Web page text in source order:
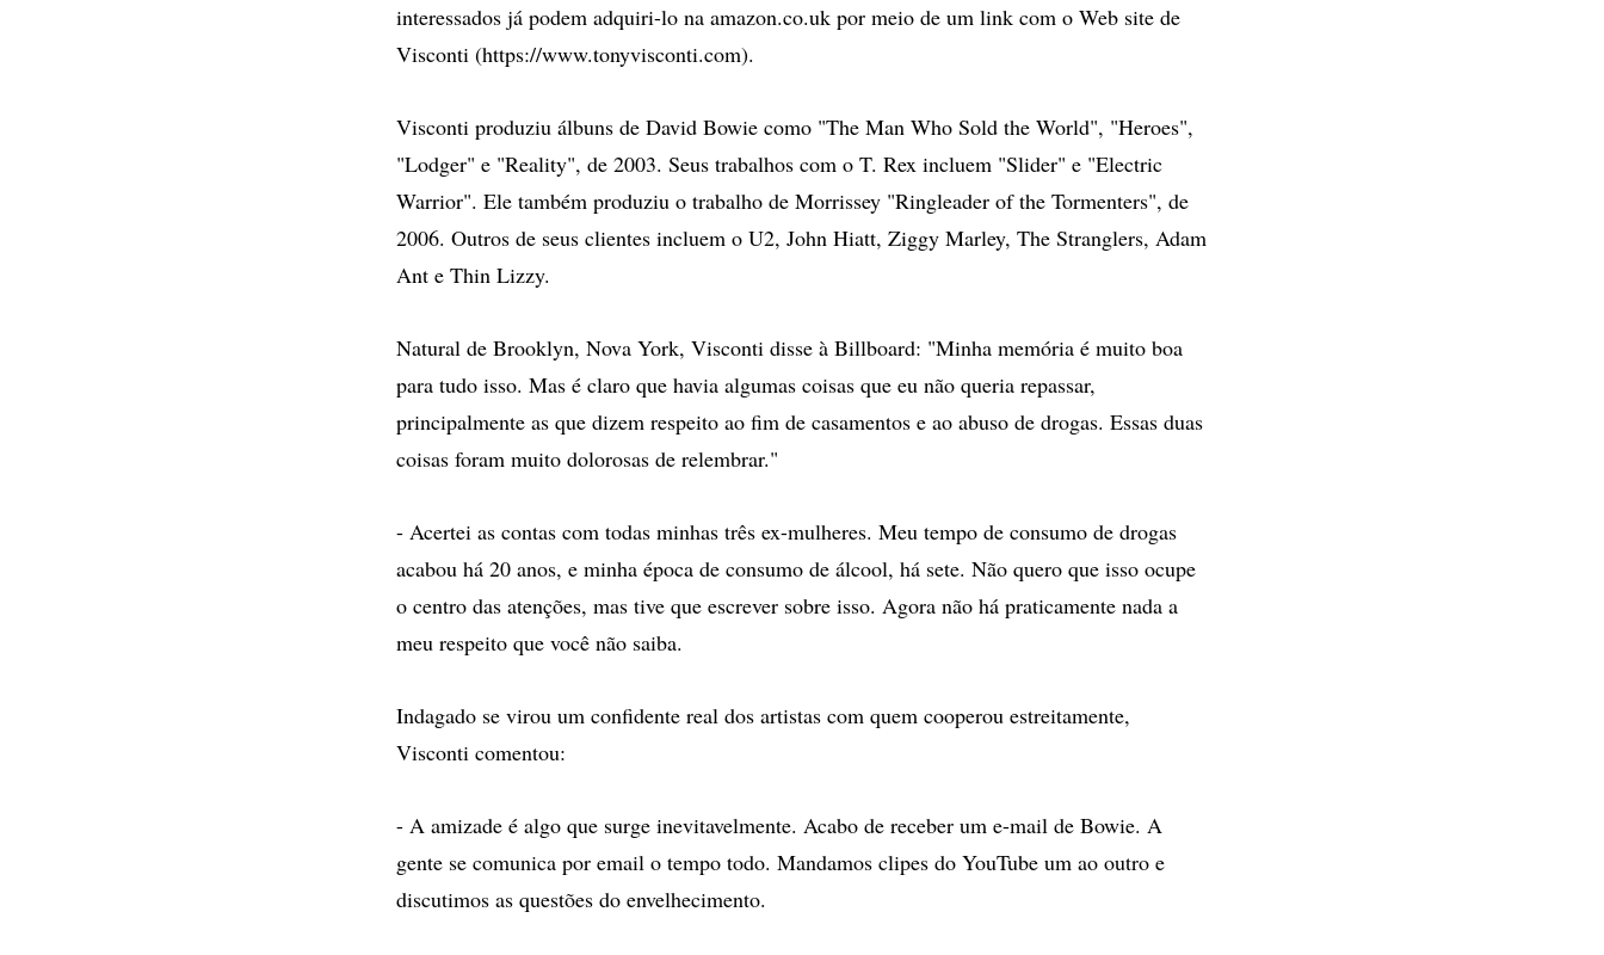
interessados já podem adquiri-lo na amazon.co.uk por meio de um link com o Web site de
Visconti (https://www.tonyvisconti.com).
Visconti produziu álbuns de David Bowie como "The Man Who Sold the World", "Heroes",
"Lodger" e "Reality", de 2003. Seus trabalhos com o T. Rex incluem "Slider" e "Electric
Warrior". Ele também produziu o trabalho de Morrissey "Ringleader of the Tormenters", de
2006. Outros de seus clientes incluem o U2, John Hiatt, Ziggy Marley, The Stranglers, Adam
Ant e Thin Lizzy.
Natural de Brooklyn, Nova York, Visconti disse à Billboard: "Minha memória é muito boa
para tudo isso. Mas é claro que havia algumas coisas que eu não queria repassar,
principalmente as que dizem respeito ao fim de casamentos e ao abuso de drogas. Essas duas
coisas foram muito dolorosas de relembrar."
- Acertei as contas com todas minhas três ex-mulheres. Meu tempo de consumo de drogas
acabou há 20 anos, e minha época de consumo de álcool, há sete. Não quero que isso ocupe
o centro das atenções, mas tive que escrever sobre isso. Agora não há praticamente nada a
meu respeito que você não saiba.
Indagado se virou um confidente real dos artistas com quem cooperou estreitamente,
Visconti comentou:
- A amizade é algo que surge inevitavelmente. Acabo de receber um e-mail de Bowie. A
gente se comunica por email o tempo todo. Mandamos clipes do YouTube um ao outro e
discutimos as questões do envelhecimento.